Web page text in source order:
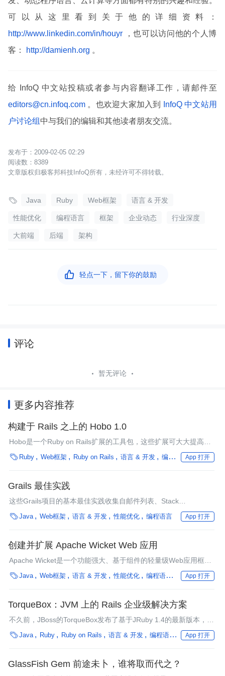
可以从这里看到关于他的详细资料：
http://www.linkedin.com/in/houyr
，也可以访问他的个人博
客：
http://damienh.org 。
给 InfoQ 中文站投稿或者参与内容翻译工作，请邮件至
editors@cn.infoq.com 。也欢迎大家加入到
InfoQ 中文站用
户讨论组 中与我们的编辑和其他读者朋友交流。
2009-02-05 02:29
8389
文章版权归极客邦科技InfoQ所有，未经许可不得转载。
 Java Ruby Web框架 语言 & 开发
性能优化 编程语言 框架 企业动态 行业深度
大前端 后端 架构
 轻点一下，留下你的鼓励
评论
暂无评论
更多内容推荐
构建于 Rails 之上的 Hobo 1.0
Hobo是一个Ruby on Rails扩展的工具包，这些扩展可大大提高
Rails开发的效率。这个工具包近期将要发布1.0版。InfoQ就这个里
程碑式的版本采访了项目创始人Tom Locke。
 Ruby Web框架 Ruby on Rails 语言 & 开发 编程语言 App 打开
Grails 最佳实践
这些Grails项目的基本最佳实践收集自邮件列表、Stack
Overflow、博文、播客和IntelliGrape的内部讨论，按照控制器、服
务、Domain、视图进行分类……
Java Web框架 语言 & 开发 性能优化 编程语言 App 打开
创建并扩展 Apache Wicket Web 应用
Apache Wicket是一个功能强大、基于组件的轻量级Web应用框
架，能将展现和业务逻辑很好地分离开来。你能用它创建易于测
试、调试和支持的高质量Web 2.0应用。
Java Web框架 语言 & 开发 性能优化 编程语言 框架 微服务
App 打开
TorqueBox：JVM 上的 Rails 企业级解决方案
不久前，JBoss的TorqueBox发布了基于JRuby 1.4的最新版本，构
建于JBoss AS之上的TorqueBox为Rails应用程序提供了一个强大
的企业级运行环境。
Java Ruby Ruby on Rails 语言 & 开发 编程语言 框架
App 打开
GlassFish Gem 前途未卜，谁将取而代之？